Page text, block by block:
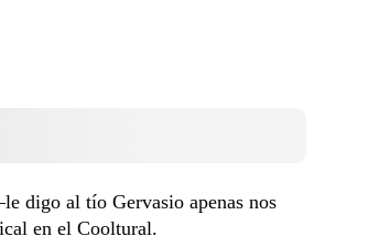
digo al tío Gervasio apenas nos
en el Cooltural.